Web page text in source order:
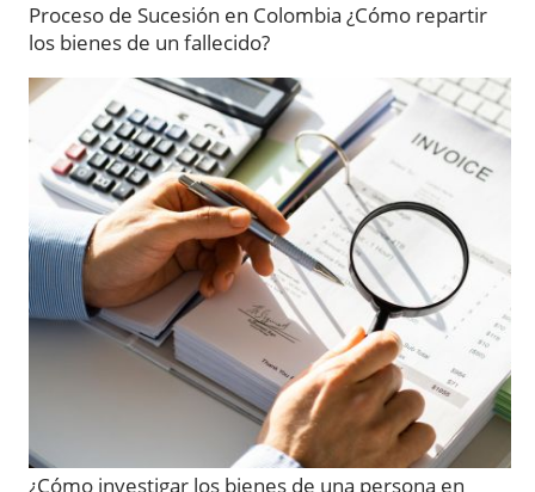
Proceso de Sucesión en Colombia ¿Cómo repartir
los bienes de un fallecido?
¿Cómo investigar los bienes de una persona en